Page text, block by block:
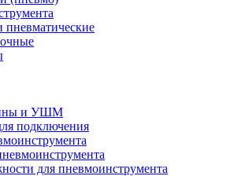
и УШМ
подключения
для пневмоинструмента